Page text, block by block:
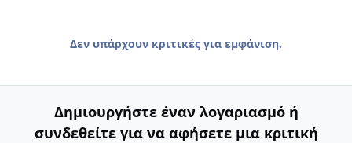
Δεν υπάρχουν κριτικές για εμφάνιση.
Δημιουργήστε έναν λογαριασμό ή
συνδεθείτε για να αφήσετε μια κριτική